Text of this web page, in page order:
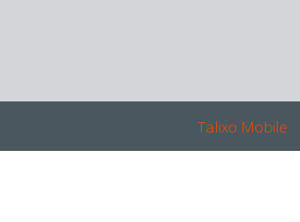
Talixo Mobile